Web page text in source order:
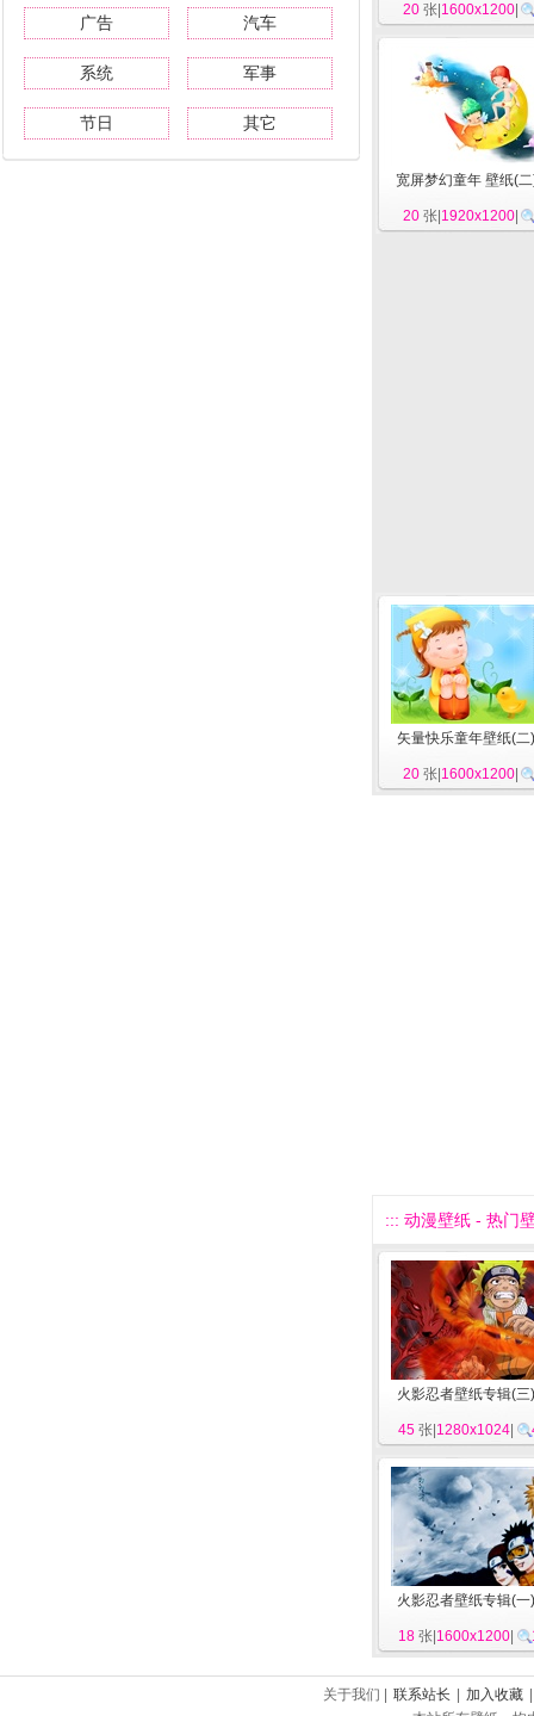
广告 汽车
系统 军事
节日 其它
20 张| 1600x1200
宽屏梦幻童年 壁纸(
20 张| 1920x1200
矢量快乐童年壁纸(二
20 张| 1600x1200
::: 动漫壁纸 - 热门
火影忍者壁纸专辑(三
45 张| 1280x1024
火影忍者壁纸专辑(一
18 张| 1600x1200
关于我们 | 联系站长 加入收藏